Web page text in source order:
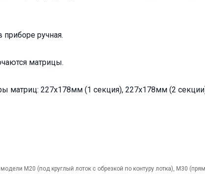
ручная.
матрицы.
матриц: 227х178мм (1 секция), 227х178мм (2
М20 (под круглый лоток с обрезкой по контуру лотка), М30